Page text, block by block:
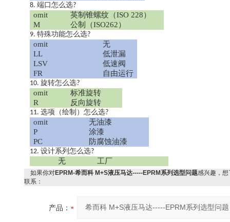
8. 端口怎么选?
omit 英制锥螺纹（ISO 228）
M
公制（ISO262）
9. 特殊功能怎么选?
omit
无
LL
低泄漏
LSV
低速阀
FR
自由运行
10. 旋转怎么选?
omit
标准旋转
R
反向旋转
11. 选项（绘制）怎么选?
omit
无油漆
P
涂漆
PC
防腐蚀油漆
12. 设计系列怎么选?
无 工厂
如果你对EPRM-希而科 M+S液压马达-----EPRM系列选型问题感兴趣，想
联系：
产品：